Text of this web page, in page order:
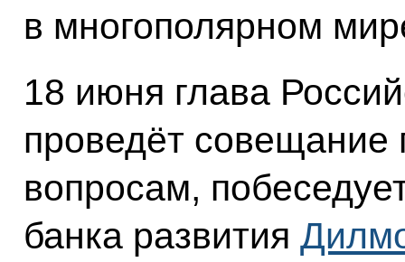
в многополярном
18 июня глава
проведёт совещание
вопросам,
банка развития